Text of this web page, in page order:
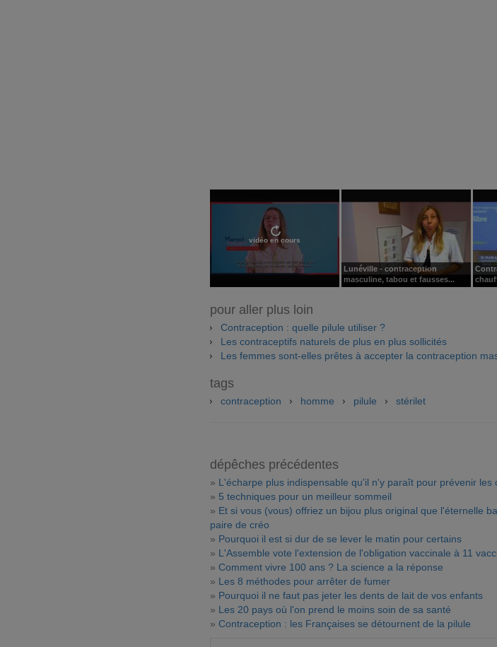
vidéo en cours
Lunéville - contraception
masculine, tabou et fausses...
pour aller plus loin
Contraception : quelle pilule utiliser ?
Les contraceptifs naturels de plus en plus sollicités
Les femmes sont-elles prêtes à accepter la contraception
tags
contraception homme pilule stérilet
dépêches précédentes
» L'écharpe plus indispensable qu'il n'y paraît pour prévenir les
» 5 techniques pour un meilleur sommeil
» Et si vous (vous) offriez un bijou plus original que l'éternelle
paire de créo
» Pourquoi il est si dur de se lever le matin pour certains
» L'Assemble vote l'extension de l'obligation vaccinale à 11
» Comment vivre 100 ans ? La science a la réponse
» Les 8 méthodes pour arrêter de fumer
» Pourquoi il ne faut pas jeter les dents de lait de vos enfants
» Les 20 pays où l'on prend le moins soin de sa santé
» Contraception : les Françaises se détournent de la pilule